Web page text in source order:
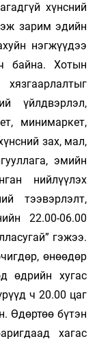
хүнсний
зарим эдийн
нэгжүүдээ
байна. Хотын
үйлдвэрлэл,
минимаркет,
зах, мал,
эмийн
нийлүүлэх
тээвэрлэлт,
22.00-06.00
гэжээ.
өнөөдөр
өдрийн хугас
ч 20.00 цаг
Өдөртөө бүтэн
хагас